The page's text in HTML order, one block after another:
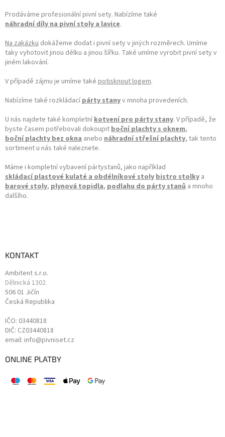
Prodáváme profesionální pivní sety. Nabízíme také
náhradní díly na pivní stoly a lavice.
Na zakázku dokážeme dodat i pivní sety v jiných rozměrech. Umíme
taky vyhotovit jinou délku a jinou šířku. Také umíme vyrobit pivní sety v
jiném lakování.
V případě zájmu je umíme také potisknout logem.
Nabízíme také rozkládací párty stanyv mnoha provedeních.
U nás najdete také kompletníkotvení pro párty stany. V případě, že
byste časem potřebovali dokoupitboční plachty s oknem,
boční plachty bez okna anebo náhradní střešní plachty, tak tento
sortiment u nás také naleznete.
Máme i kompletní vybavení pártystanů, jako například
skládací plastové kulaté a obdélníkové stolybistro stolky a
barové stoly, plynová topidla, podlahu do párty stanů a mnoho
dalšího.
KONTAKT
Ambitent s.r.o.
Dělnická 1302
506 01 Jičín
Česká Republika
IČO: 03440818
DIČ: CZ03440818
email: info@pivniset.cz
ONLINE PLATBY